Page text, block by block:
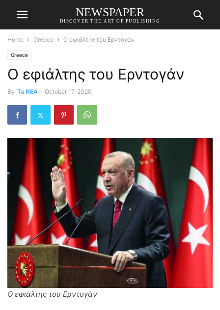
NEWSPAPER
DISCOVER THE ART OF PUBLISHING
Home Greece Ο εφιάλτης του Ερντογάν
Greece
Ο εφιάλτης του Ερντογάν
By Ta NEA - October 17, 2020
Ο εφιάλτης του Ερντογάν